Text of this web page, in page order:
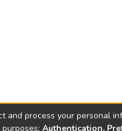
and process your personal
Authentication,